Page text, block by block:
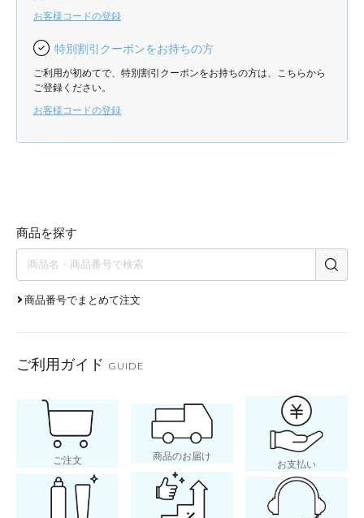
お客様コードの登録
特別割引クーポンをお持ちの方
ご利用が初めてで、特別割引クーポンをお持ちの方は、こちらから
ご登録ください。
お客様コードの登録
商品を探す
商品番号でまとめて注文
ご利用ガイド GUIDE
ご注文 商品のお届け
お支払い